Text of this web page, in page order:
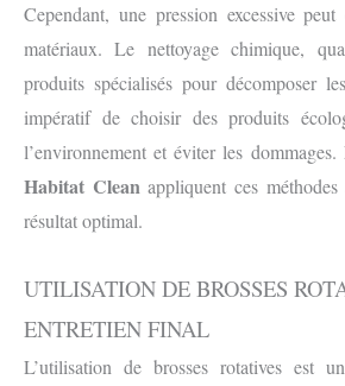
Cependant, une pression excessive peut
matériaux. Le nettoyage chimique,
produits spécialisés pour décomposer
impératif de choisir des produits
l’environnement et éviter les
Habitat Cleanappliquent ces
résultat optimal.
UTILISATION DE BROSSES
ENTRETIEN FINAL
L’utilisation de brosses rotatives est